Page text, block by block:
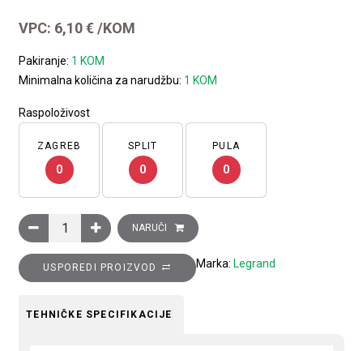
VPC: 6,10€ /KOM
Pakiranje: 1 KOM
Minimalna količina za narudžbu: 1 KOM
Raspoloživost
ZAGREB
0
SPLIT
0
PULA
0
Ukrasni okvir Clasia, 2 modula, plavi metal količina
NARUČI
USPOREDI PROIZVOD Marka: Legrand
TEHNIČKE SPECIFIKACIJE